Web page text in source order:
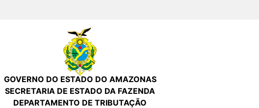
GOVERNO DO ESTADO DO AMAZONAS
SECRETARIA DE ESTADO DA FAZENDA
DEPARTAMENTO DE TRIBUTAÇÃO